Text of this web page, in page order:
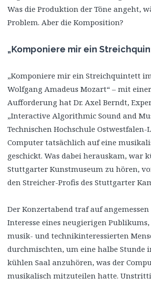
Was die Produktion der Töne angeht,
Problem. Aber die Komposition?
„Komponiere mir ein
„Komponiere mir ein Streichquintett
Wolfgang Amadeus Mozart“ – mit
Aufforderung hat Dr. Axel Berndt,
„Interactive Algorithmic Sound and
Technischen Hochschule Ostwestfalen-
Computer tatsächlich auf eine
geschickt. Was dabei herauskam, war
Stuttgarter Kunstmuseum zu hören,
den Streicher-Profis des Stuttgarter
Der Konzertabend traf auf angemessen
Interesse eines neugierigen
musik- und technikinteressierten
durchmischten, um eine halbe
kühlen Saal anzuhören, was der
musikalisch mitzuteilen hatte.